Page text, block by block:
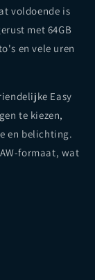
voldoende is
met 64GB
en vele uren
Easy
te kiezen,
en belichting.
formaat, wat